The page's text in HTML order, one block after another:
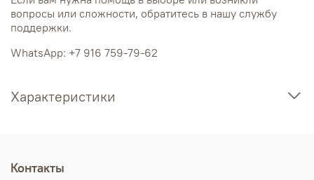
вопросы или сложности, обратитесь в нашу службу
поддержки.
WhatsApp: +7 916 759-79-62
Характеристики
Контакты